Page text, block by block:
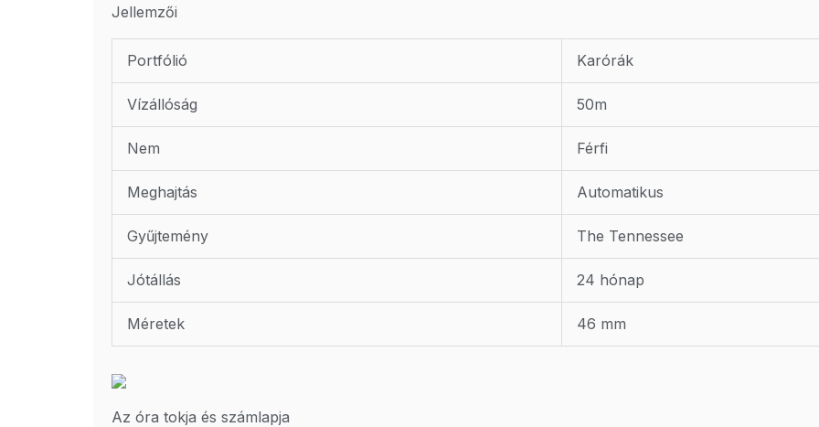
Jellemzői
Portfólió Karórák
Vízállóság 50m
Nem Férfi
Meghajtás Automatikus
Gyűjtemény The Tennessee
Jótállás 24 hónap
Méretek 46 mm
Az óra tokja és számlapja